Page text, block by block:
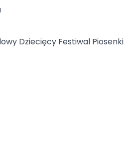
Dziecięcy Festiwal Piosenki